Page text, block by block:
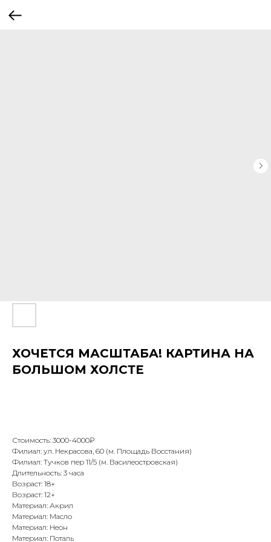
ХОЧЕТСЯ МАСШТАБА! КАРТИНА НА
БОЛЬШОМ ХОЛСТЕ
Стоимость: 3000-4000₽
Филиал: ул. Некрасова, 60 (м. Площадь Восстания)
Филиал: Тучков пер 11/5 (м. Василеостровская)
Длительность: 3 часа
Возраст: 18+
Возраст: 12+
Материал: Акрил
Материал: Масло
Материал: Неон
Материал: Поталь